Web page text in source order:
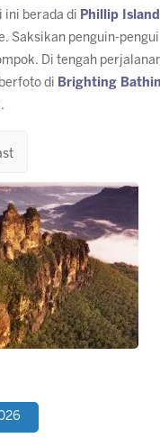
ini berada di Phillip Island
Saksikan penguin-
Di tengah
di Brighting